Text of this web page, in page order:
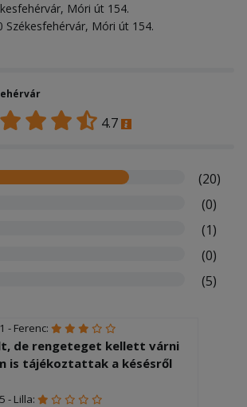
Móri út 154.
Székesfehérvár, Móri út 154.
4.7
(20)
(0)
(1)
(0)
(5)
- Ferenc:
de rengeteget kellett várni
is tájékoztattak a késésről
- Lilla: